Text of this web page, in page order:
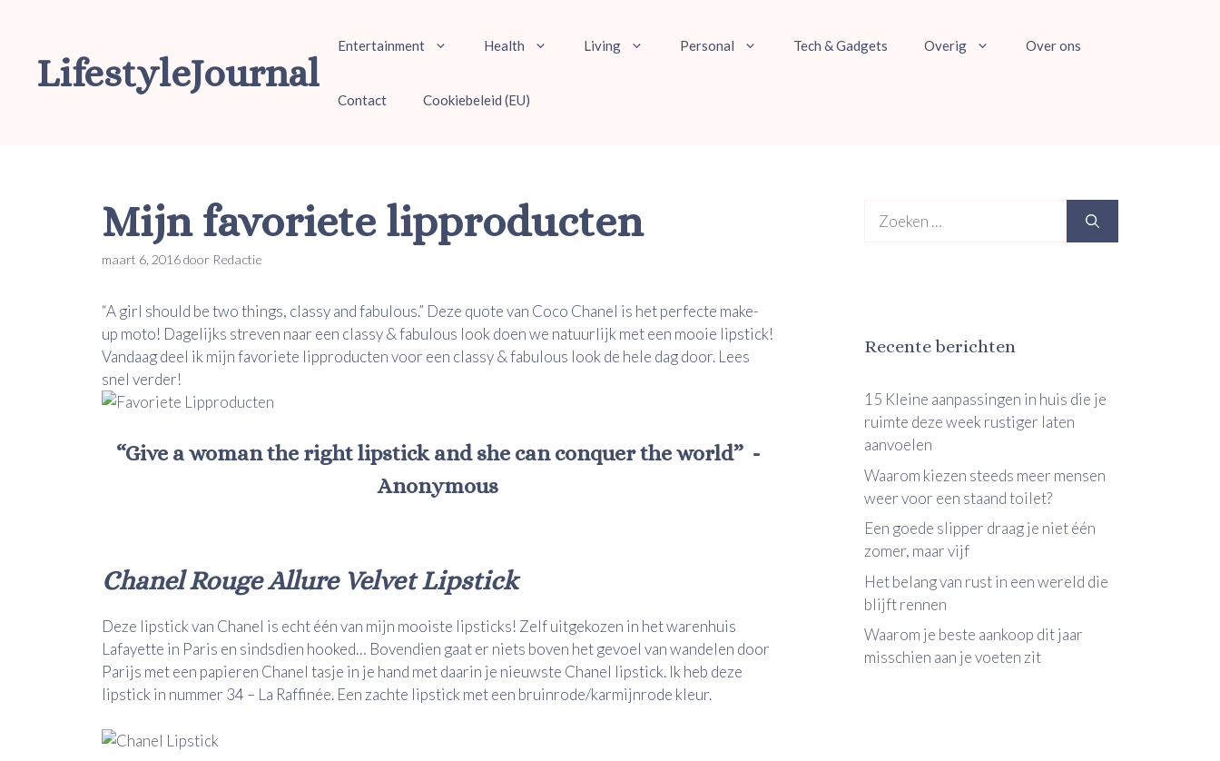
inhoudLifestyleJournal
Entertainment Health Living Personal Tech & Gadgets Overig Over ons
Contact Cookiebeleid (EU)
Mijn favoriete lipproducten
maart 6, 2016door Redactie
“A girl should be two things, classy and fabulous.” Deze quote van Coco Chanel is het perfecte make-
up moto! Dagelijks streven naar een classy & fabulous look doen we natuurlijk met een mooie lipstick!
Vandaag deel ik mijn favoriete lipproducten voor een classy & fabulous look de hele dag door. Lees
snel verder!
“Give a woman the right lipstick and she can conquer the world” -
Anonymous
Chanel Rouge Allure Velvet Lipstick
Deze lipstick van Chanel is echt één van mijn mooiste lipsticks! Zelf uitgekozen in het warenhuis
Lafayette in Paris en sindsdien hooked… Bovendien gaat er niets boven het gevoel van wandelen door
Parijs met een papieren Chanel tasje in je hand met daarin je nieuwste Chanel lipstick. Ik heb deze
lipstick in nummer 34 – La Raffinée. Een zachte lipstick met een bruinrode/karmijnrode kleur.
naar:
Recente berichten
15 Kleine aanpassingen in huis die je
ruimte deze week rustiger laten
aanvoelen
Waarom kiezen steeds meer mensen
weer voor een staand toilet?
Een goede slipper draag je niet één
zomer, maar vijf
Het belang van rust in een wereld die
blijft rennen
Waarom je beste aankoop dit jaar
misschien aan je voeten zit